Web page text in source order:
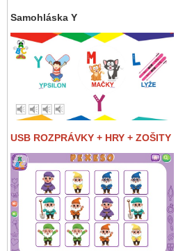
Samohláska Y
USB ROZPRÁVKY + HRY + ZOŠITY